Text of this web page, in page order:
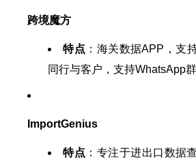
跨境魔方
特点 ：海关数据APP，支
同行与客户，支持WhatsApp群
ImportGenius
特点 ：专注于进出口数据